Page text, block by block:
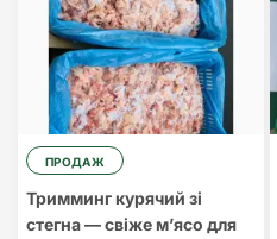
ПРОДАЖ
Тримминг курячий зі
стегна — свіже м’ясо для